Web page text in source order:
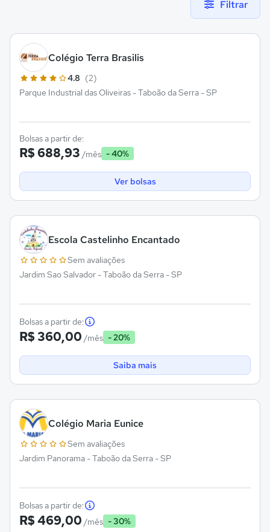
Filtrar
Colégio Terra Brasilis
4.8 (2)
Parque Industrial das Oliveiras - Taboão da Serra - SP
Bolsas a partir de:
R$ 688,93 /mês - 40%
Ver bolsas
Escola Castelinho Encantado
Sem avaliações
Jardim Sao Salvador - Taboão da Serra - SP
Bolsas a partir de:
R$ 360,00 /mês - 20%
Saiba mais
Colégio Maria Eunice
Sem avaliações
Jardim Panorama - Taboão da Serra - SP
Bolsas a partir de:
R$ 469,00 /mês - 30%